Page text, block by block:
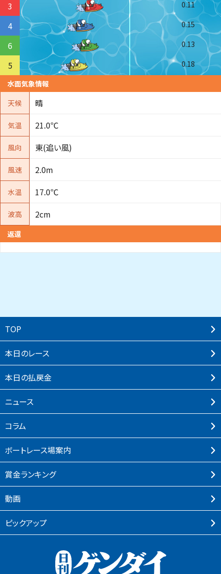
3 0.11
4 0.15
6 0.13
5
0.18
水面気象情報
天候
晴
気温 21.0℃
風向 東(追い風)
風速 2.0m
水温 17.0℃
波高 2cm
返還
TOP
本⽇のレース
本⽇の払戻⾦
ニュース
コラム
ボートレース場案内
賞⾦ランキング
動画
ピックアップ